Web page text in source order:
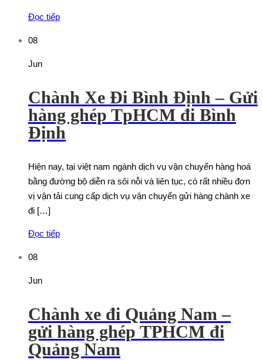
Đọc tiếp
08
Jun
Chành Xe Đi Bình Định – Gửi
hàng ghép TpHCM đi Bình
Định
Hiện nay, tại việt nam ngành dịch vụ vận chuyển hàng hoá
bằng đường bộ diễn ra sôi nỗi và liên tục, có rất nhiều đơn
vị vận tải cung cấp dịch vụ vận chuyển gửi hàng chành xe
đi […]
Đọc tiếp
08
Jun
Chành xe đi Quảng Nam –
gửi hàng ghép TPHCM đi
Quảng Nam